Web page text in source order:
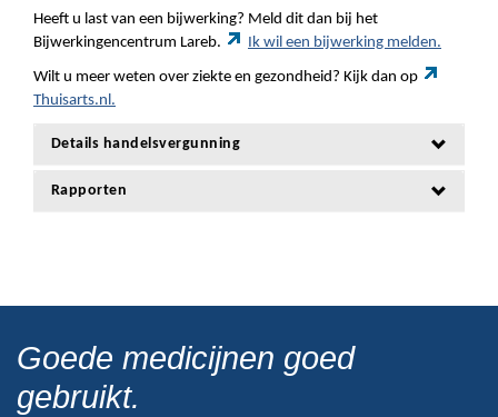
Heeft u last van een bijwerking? Meld dit dan bij het
Bijwerkingencentrum Lareb.
Ik wil een bijwerking melden.
Wilt u meer weten over ziekte en gezondheid? Kijk dan op
Thuisarts.nl.
Details handelsvergunning
Rapporten
Goede medicijnen goed
gebruikt.